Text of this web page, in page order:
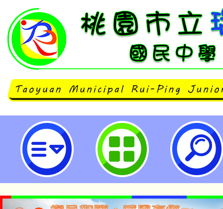
中原大學教育研究所辦理「自我批
點治療輔導工作坊」相關資訊，歡
參加。-桃園市立瑞坪國民中學